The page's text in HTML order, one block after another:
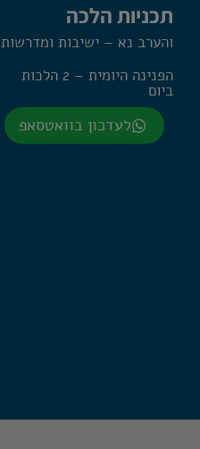
תכניות הלכה
והערב נא – ישיבות ומדרשות
הפנינה היומית – 2 הלכות
ביום
לעדכון בוואטסאפ